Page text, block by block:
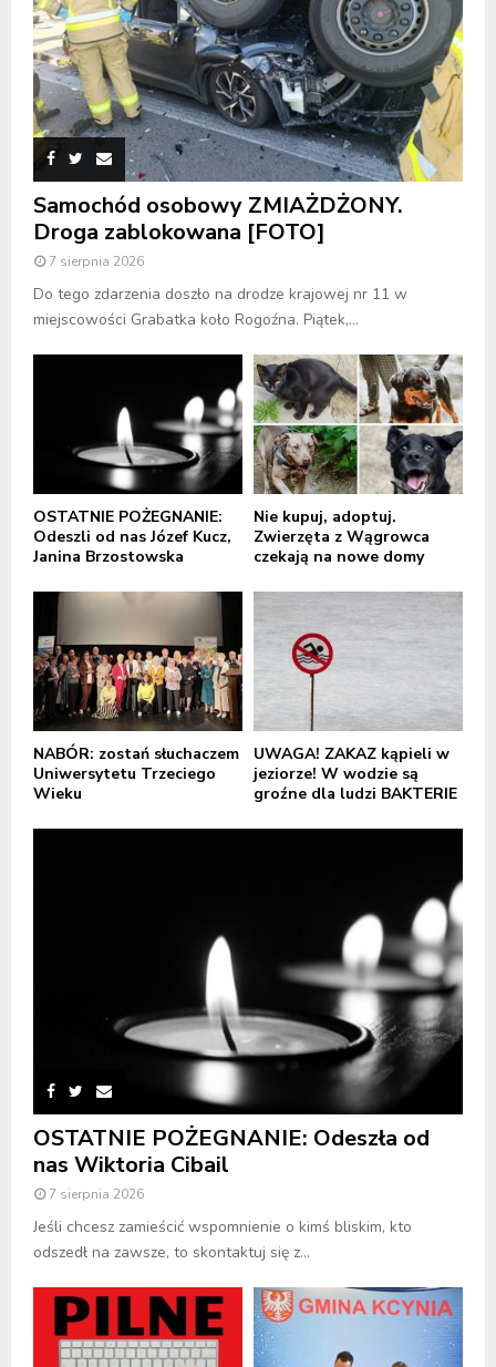
Samochód osobowy ZMIAŻDŻONY.
Droga zablokowana [FOTO]
7 sierpnia 2026
Do tego zdarzenia doszło na drodze krajowej nr 11 w
miejscowości Grabatka koło Rogoźna. Piątek,...
OSTATNIE POŻEGNANIE:
Odeszli od nas Józef Kucz,
Janina Brzostowska
Nie kupuj, adoptuj.
Zwierzęta z Wągrowca
czekają na nowe domy
NABÓR: zostań słuchaczem
Uniwersytetu Trzeciego
Wieku
UWAGA! ZAKAZ kąpieli w
jeziorze! W wodzie są
groźne dla ludzi BAKTERIE
OSTATNIE POŻEGNANIE: Odeszła od
nas Wiktoria Cibail
7 sierpnia 2026
Jeśli chcesz zamieścić wspomnienie o kimś bliskim, kto
odszedł na zawsze, to skontaktuj się z...